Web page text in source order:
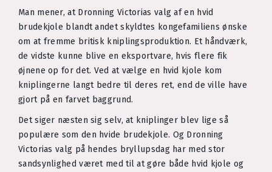
Man mener, at Dronning Victorias valg af en hvid
brudekjole blandt andet skyldtes kongefamiliens ønske
om at fremme britisk kniplingsproduktion. Et håndværk,
de vidste kunne blive en eksportvare, hvis flere fik
øjnene op for det. Ved at vælge en hvid kjole kom
kniplingerne langt bedre til deres ret, end de ville have
gjort på en farvet baggrund.
Det siger næsten sig selv, at kniplinger blev lige så
populære som den hvide brudekjole. Og Dronning
Victorias valg på hendes bryllupsdag har med stor
sandsynlighed været med til at gøre både hvid kjole og